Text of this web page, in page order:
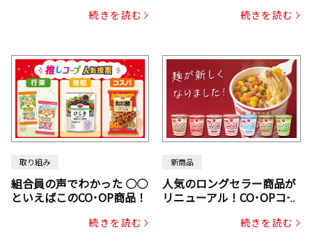
続きを読む
じん・コーン入り）続きを読む
取り組み
組合員の声でわかった ○○
といえばこのCO･OP商品！
続きを読む
新商品
人気のロングセラー商品が
リニューアル！CO･OPコー
続きを読む